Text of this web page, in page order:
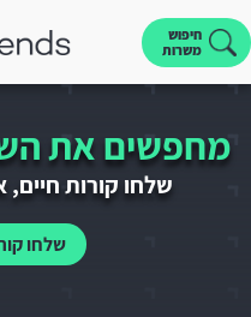
חיפוש
משרות
מחפשים את
שלחו קורות
שלחו